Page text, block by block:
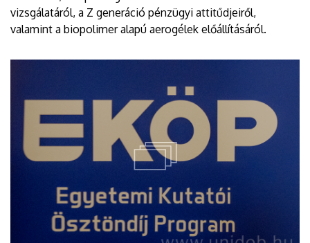
vizsgálatáról, a Z generáció pénzügyi attitűdjeiről,
valamint a biopolimer alapú aerogélek előállításáról.